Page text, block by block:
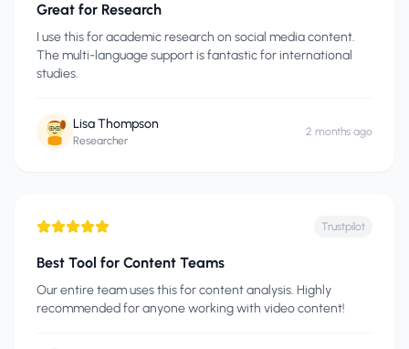
Great for Research
I use this for academic research on social media content.
The multi-language support is fantastic for international
studies.
Lisa Thompson
Researcher
2 months ago
Trustpilot
Best Tool for Content Teams
Our entire team uses this for content analysis. Highly
recommended for anyone working with video content!